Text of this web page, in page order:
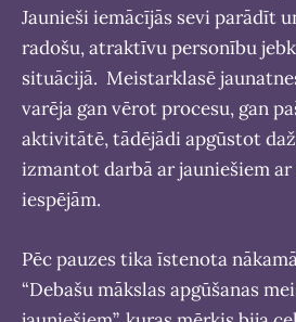
Jaunieši iemācījās sevi parādīt
radošu, atraktīvu personību
situācijā. Meistarklasē
varēja gan vērot procesu, gan
aktivitātē, tādējādi apgūstot
izmantot darbā ar jauniešiem
iespējām.
Pēc pauzes tika īstenota
“Debašu mākslas apgūšanas